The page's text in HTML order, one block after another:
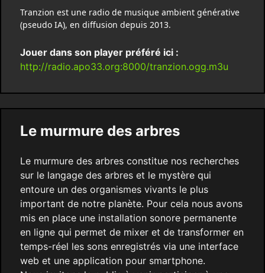
Tranzion est une radio de musique ambient générative
(pseudo IA), en diffusion depuis 2013.
Jouer dans son player préféré ici :
http://radio.apo33.org:8000/tranzion.ogg.m3u
Le murmure des arbres
Le murmure des arbres constitue nos recherches
sur le langage des arbres et le mystère qui
entoure un des organismes vivants le plus
important de notre planète. Pour cela nous avons
mis en place une installation sonore permanente
en ligne qui permet de mixer et de transformer en
temps-réel les sons enregistrés via une interface
web et une application pour smartphone.